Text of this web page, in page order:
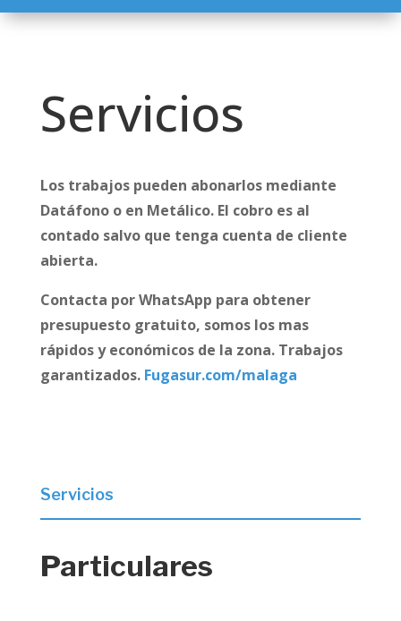
Servicios
Los trabajos pueden abonarlos mediante
Datáfono o en Metálico. El cobro es al
contado salvo que tenga cuenta de cliente
abierta.
Contacta por WhatsApp para obtener
presupuesto gratuito, somos los mas
rápidos y económicos de la zona. Trabajos
garantizados. Fugasur.com/malaga
Servicios
Particulares